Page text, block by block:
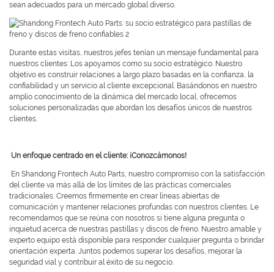
sean adecuados para un mercado global diverso.
Durante estas visitas, nuestros jefes tenían un mensaje fundamental para
nuestros clientes: Los apoyamos como su socio estratégico. Nuestro
objetivo es construir relaciones a largo plazo basadas en la confianza, la
confiabilidad y un servicio al cliente excepcional. Basándonos en nuestro
amplio conocimiento de la dinámica del mercado local, ofrecemos
soluciones personalizadas que abordan los desafíos únicos de nuestros
clientes.
Un enfoque centrado en el cliente: ¡Conozcámonos!
En Shandong Frontech Auto Parts, nuestro compromiso con la satisfacción
del cliente va más allá de los límites de las prácticas comerciales
tradicionales. Creemos firmemente en crear líneas abiertas de
comunicación y mantener relaciones profundas con nuestros clientes. Le
recomendamos que se reúna con nosotros si tiene alguna pregunta o
inquietud acerca de nuestras pastillas y discos de freno. Nuestro amable y
experto equipo está disponible para responder cualquier pregunta o brindar
orientación experta. Juntos podemos superar los desafíos, mejorar la
seguridad vial y contribuir al éxito de su negocio.